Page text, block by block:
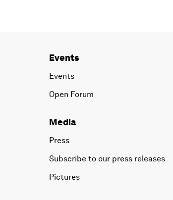
Events
Events
Open Forum
Media
Press
Subscribe to our press releases
Pictures